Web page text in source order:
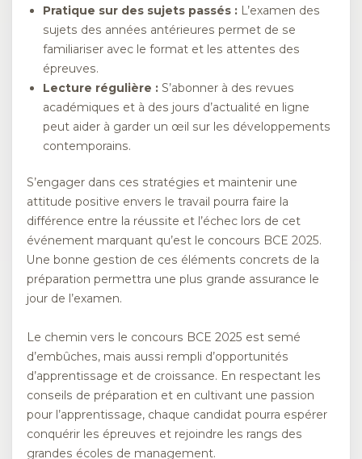
Pratique sur des sujets passés : L’examen des
sujets des années antérieures permet de se
familiariser avec le format et les attentes des
épreuves.
Lecture régulière : S’abonner à des revues
académiques et à des jours d’actualité en ligne
peut aider à garder un œil sur les développements
contemporains.
S’engager dans ces stratégies et maintenir une
attitude positive envers le travail pourra faire la
différence entre la réussite et l’échec lors de cet
événement marquant qu’est le concours BCE 2025.
Une bonne gestion de ces éléments concrets de la
préparation permettra une plus grande assurance le
jour de l’examen.
Le chemin vers le concours BCE 2025 est semé
d’embûches, mais aussi rempli d’opportunités
d’apprentissage et de croissance. En respectant les
conseils de préparation et en cultivant une passion
pour l’apprentissage, chaque candidat pourra espérer
conquérir les épreuves et rejoindre les rangs des
grandes écoles de management.